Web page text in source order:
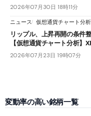
2026年07月30日 18時11分
ニュース 仮想通貨チャート分析
リップル、上昇再開の条件
【仮想通貨チャート分析】
2026年07月23日 19時07分
変動率の高い銘柄一覧